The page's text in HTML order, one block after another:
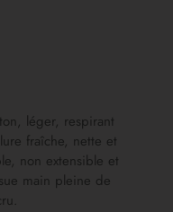
léger, respirant
fraîche, nette et
non extensible et
main pleine de